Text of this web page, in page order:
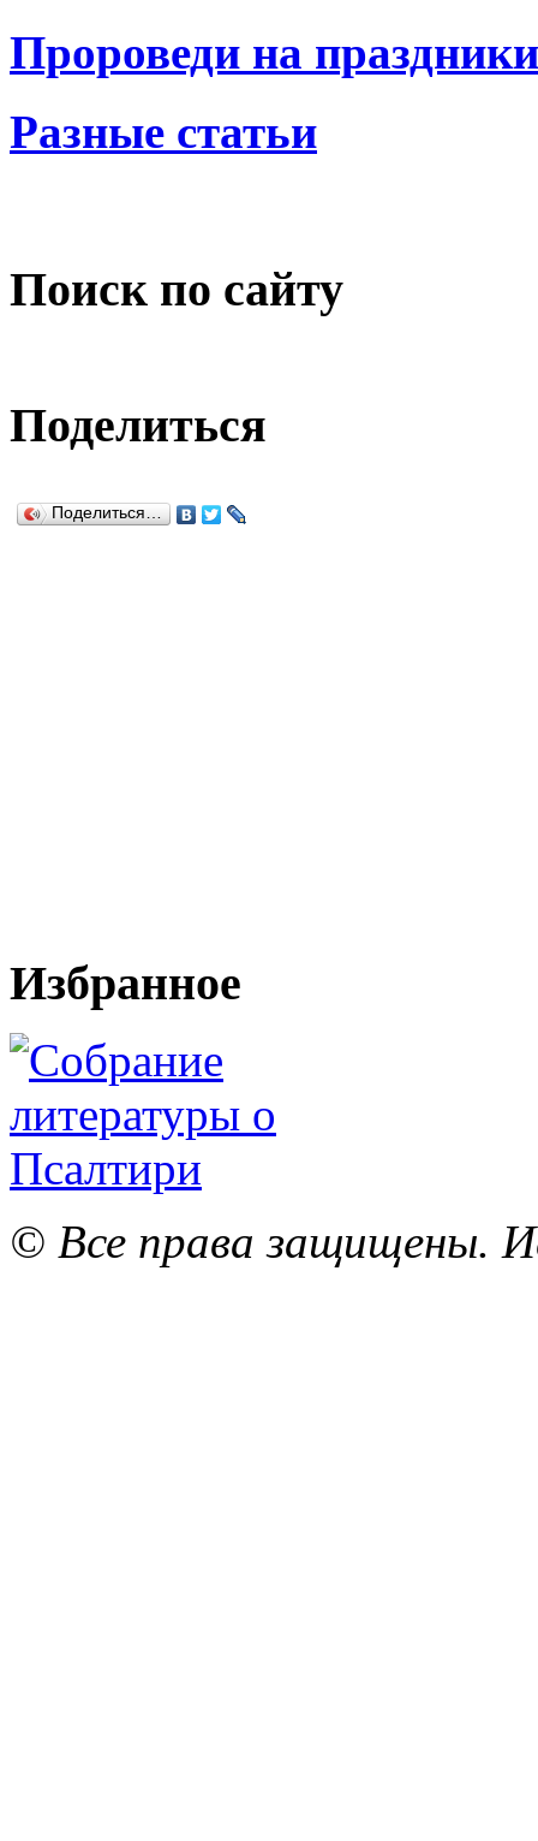
Пророведи на праздники
Разные статьи
Поиск по сайту
Поделиться
Поделиться…
Избранное
© Все права защищены.